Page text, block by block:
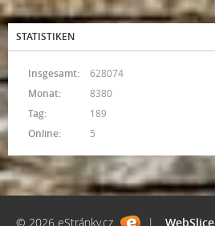
STATISTIKEN
Online: 5
Insgesamt:
628074
Monat:
8380
Tag:
189
© 2026 eStránky.cz | WebSlice